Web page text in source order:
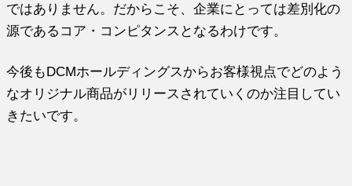
ではありません。だからこそ、企業にとっては差別化の
源であるコア・コンピタンスとなるわけです。
今後もDCMホールディングスからお客様視点でどのよう
なオリジナル商品がリリースされていくのか注目してい
きたいです。